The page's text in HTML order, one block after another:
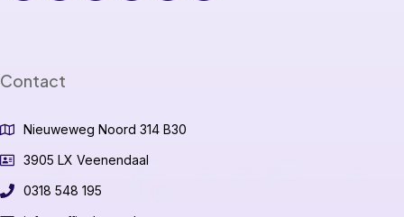
Contact
Nieuweweg Noord 314 B30
3905 LX Veenendaal
0318 548 195